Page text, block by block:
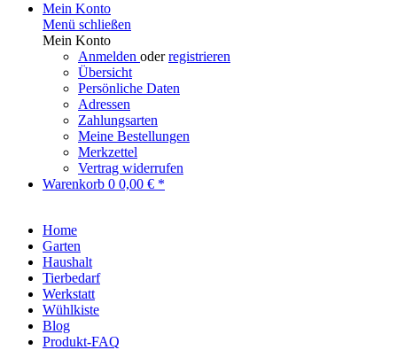
Mein Konto
Menü schließen
Mein Konto
Anmelden oderregistrieren
Übersicht
Persönliche Daten
Adressen
Zahlungsarten
Meine Bestellungen
Merkzettel
Vertrag widerrufen
Warenkorb 0 0,00 € *
Home
Garten
Haushalt
Tierbedarf
Werkstatt
Wühlkiste
Blog
Produkt-FAQ